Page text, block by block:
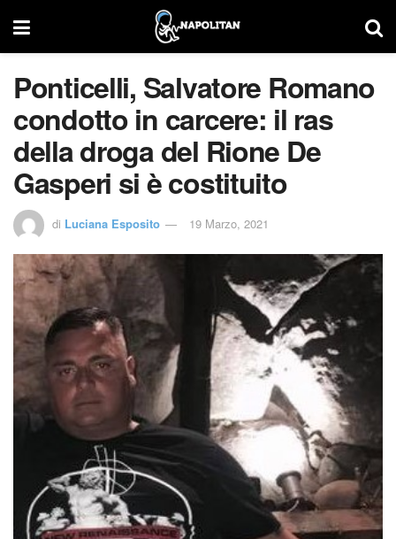
Ponticelli, Salvatore Romano
condotto in carcere: il ras
della droga del Rione De
Gasperi si è costituito
di Luciana Esposito 19 Marzo, 2021